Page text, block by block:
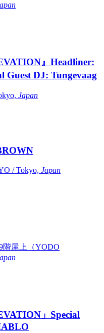
』Headliner:
Guest DJ: Tungevaag
Japan
/ Tokyo, Japan
階屋上（YODO
」Special